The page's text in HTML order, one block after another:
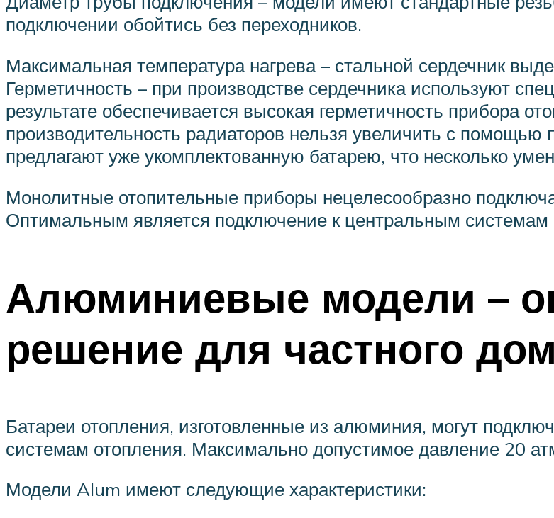
подключении обойтись без переходников.
Максимальная температура нагрева – стальной сердечник
Герметичность – при производстве сердечника используют
результате обеспечивается высокая герметичность прибора
производительность радиаторов нельзя увеличить с
предлагают уже укомплектованную батарею, что несколько
Монолитные отопительные приборы нецелесообразно
Оптимальным является подключение к центральным системам
Алюминиевые модели –
решение для частного
Батареи отопления, изготовленные из алюминия, могут
системам отопления. Максимально допустимое давление 20
Модели Alum имеют следующие характеристики: